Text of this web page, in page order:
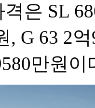
은 SL
, G 63 2
만원이